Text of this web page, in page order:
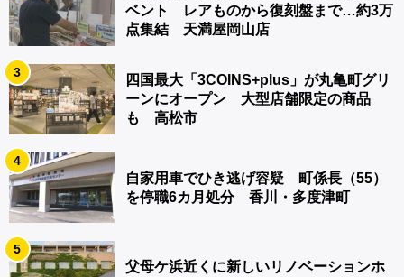
ベント レアものから復刻盤まで…約3万
点集結 天満屋岡山店
3
四国最大「3COINS+plus」が丸亀町グリ
ーンにオープン 大型店舗限定の商品
も 高松市
4
自家用車でひき逃げ容疑 町係長（55）
を停職6カ月処分 香川・多度津町
5
父母ケ浜近くに新しいリノベーションホ